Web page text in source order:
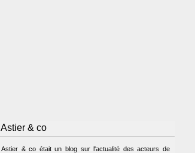
Astier & co
Astier & co était un blog sur l'actualité des acteurs de